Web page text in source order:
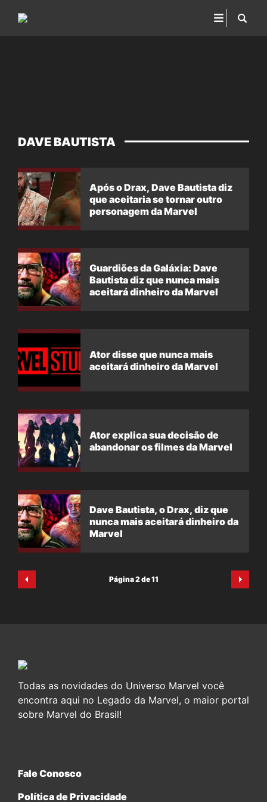
DAVE BAUTISTA
Após o Drax, Dave Bautista diz
que aceitaria se tornar outro
personagem da Marvel
Guardiões da Galáxia: Dave
Bautista diz que nunca mais
aceitará dinheiro da Marvel
Ator disse que nunca mais
aceitará dinheiro da Marvel
Ator explica sua decisão de
abandonar os filmes da Marvel
Dave Bautista, o Drax, diz que
nunca mais aceitará dinheiro da
Marvel
Página 2 de 11
Todas as novidades do Universo Marvel você
encontra aqui no Legado da Marvel, o maior portal
sobre Marvel do Brasil!
Fale Conosco
Política de Privacidade